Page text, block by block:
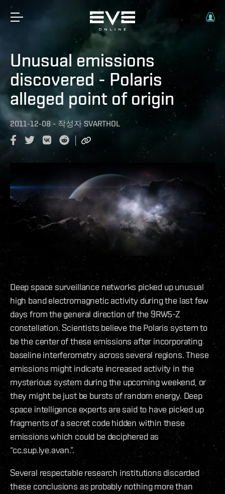
Unusual emissions
discovered - Polaris
alleged point of origin
2011-12-08 - 작성자 SVARTHOL
Deep space surveillance networks picked up unusual
high band electromagnetic activity during the last few
days from the general direction of the 9RW5-Z
constellation. Scientists believe the Polaris system to
be the center of these emissions after incorporating
baseline interferometry across several regions. These
emissions might indicate increased activity in the
mysterious system during the upcoming weekend, or
they might be just be bursts of random energy. Deep
space intelligence experts are said to have picked up
fragments of a secret code hidden within these
emissions which could be deciphered as
“cc.sup.lye.avan.”.
Several respectable research institutions discarded
these conclusions as probably nothing more than